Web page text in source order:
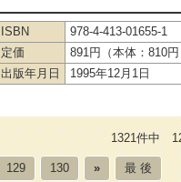
ISBN
978-4-413-01655-1
定価
891円（本体：810円
出版年月日
1995年12月1日
1321件中
129 130 » 最 後